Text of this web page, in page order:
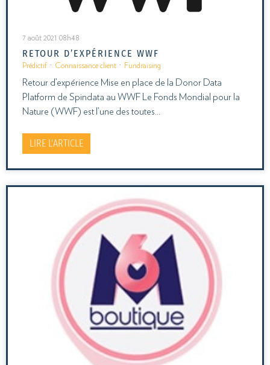
7 août 2021 08h48
RETOUR D’EXPÉRIENCE WWF
Prédictif · Connaissance client · Fundraising
Retour d’expérience Mise en place de la Donor Data
Platform de Spindata au WWF Le Fonds Mondial pour la
Nature (WWF) est l’une des toutes…
LIRE L'ARTICLE